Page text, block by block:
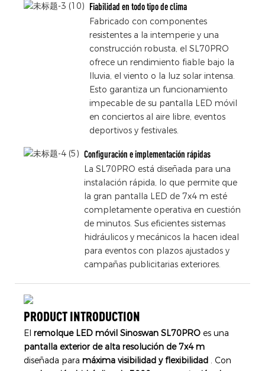
Fiabilidad en todo tipo de clima
Fabricado con componentes
resistentes a la intemperie y una
construcción robusta, el SL70PRO
ofrece un rendimiento fiable bajo la
lluvia, el viento o la luz solar intensa.
Esto garantiza un funcionamiento
impecable de su pantalla LED móvil
en conciertos al aire libre, eventos
deportivos y festivales.
Configuración e implementación rápidas
La SL70PRO está diseñada para una
instalación rápida, lo que permite que
la gran pantalla LED de 7x4 m esté
completamente operativa en cuestión
de minutos. Sus eficientes sistemas
hidráulicos y mecánicos la hacen ideal
para eventos con plazos ajustados y
campañas publicitarias exteriores.
PRODUCT INTRODUCTION
El remolque LED móvil Sinoswan SL70PRO es una
pantalla exterior de alta resolución de 7x4 m
diseñada para máxima visibilidad y flexibilidad . Con